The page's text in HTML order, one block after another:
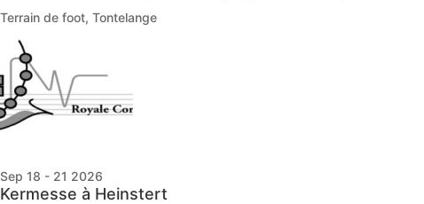
Terrain de foot, Tontelange
Sep 18 - 21 2026
Kermesse à Heinstert